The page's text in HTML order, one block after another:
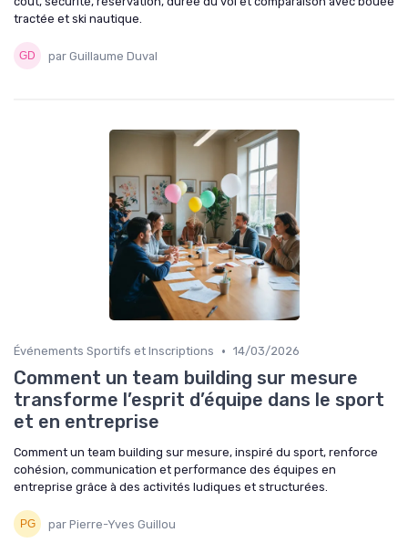
tractée et ski nautique.
par Guillaume Duval
Événements Sportifs et Inscriptions • 14/03/2026
Comment un team building sur mesure
transforme l’esprit d’équipe dans le sport
et en entreprise
Comment un team building sur mesure, inspiré du sport, renforce
cohésion, communication et performance des équipes en
entreprise grâce à des activités ludiques et structurées.
par Pierre-Yves Guillou